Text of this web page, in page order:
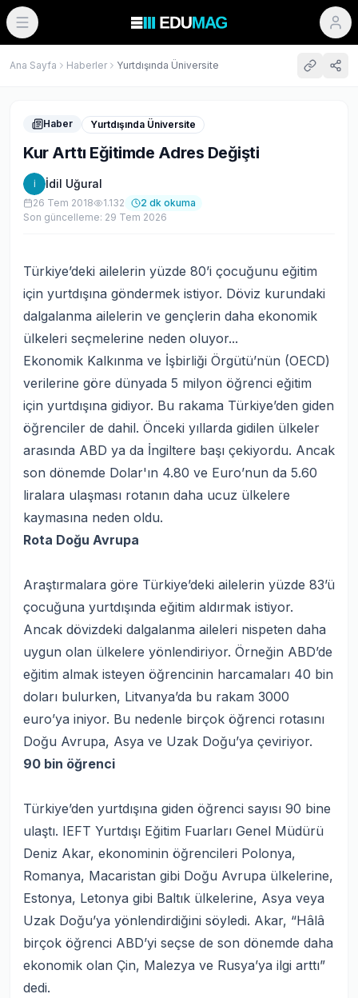
Ana Sayfa Haberler Yurtdışında Üniversite
Haber Yurtdışında Üniversite
Kur Arttı Eğitimde Adres Değişti
İ İdil Uğural
26 Tem 2018 1.132 2 dk okuma
Son güncelleme: 29 Tem 2026
Türkiye’deki ailelerin yüzde 80’i çocuğunu eğitim
için yurtdışına göndermek istiyor. Döviz kurundaki
dalgalanma ailelerin ve gençlerin daha ekonomik
ülkeleri seçmelerine neden oluyor...
Ekonomik Kalkınma ve İşbirliği Örgütü’nün (OECD)
verilerine göre dünyada 5 milyon öğrenci eğitim
için yurtdışına gidiyor. Bu rakama Türkiye’den giden
öğrenciler de dahil. Önceki yıllarda gidilen ülkeler
arasında ABD ya da İngiltere başı çekiyordu. Ancak
son dönemde Dolar'ın 4.80 ve Euro’nun da 5.60
liralara ulaşması rotanın daha ucuz ülkelere
kaymasına neden oldu.
Rota Doğu Avrupa
Araştırmalara göre Türkiye’deki ailelerin yüzde 83’ü
çocuğuna yurtdışında eğitim aldırmak istiyor.
Ancak dövizdeki dalgalanma aileleri nispeten daha
uygun olan ülkelere yönlendiriyor. Örneğin ABD’de
eğitim almak isteyen öğrencinin harcamaları 40 bin
doları bulurken, Litvanya’da bu rakam 3000
euro’ya iniyor. Bu nedenle birçok öğrenci rotasını
Doğu Avrupa, Asya ve Uzak Doğu’ya çeviriyor.
90 bin öğrenci
Türkiye’den yurtdışına giden öğrenci sayısı 90 bine
ulaştı. IEFT Yurtdışı Eğitim Fuarları Genel Müdürü
Deniz Akar, ekonominin öğrencileri Polonya,
Romanya, Macaristan gibi Doğu Avrupa ülkelerine,
Estonya, Letonya gibi Baltık ülkelerine, Asya veya
Uzak Doğu’ya yönlendirdiğini söyledi. Akar, “Hâlâ
birçok öğrenci ABD’yi seçse de son dönemde daha
ekonomik olan Çin, Malezya ve Rusya’ya ilgi arttı”
dedi.